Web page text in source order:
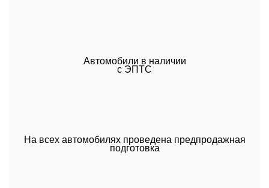
Автомобили в наличии
с ЭПТС
На всех автомобилях проведена предпродажная
подготовка